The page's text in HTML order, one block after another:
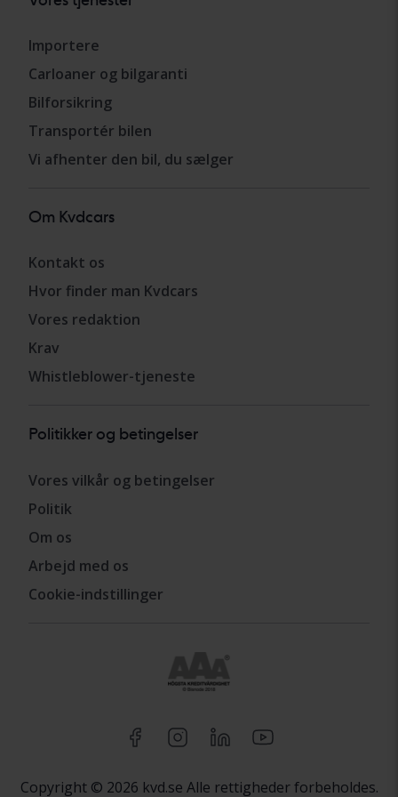
Importere
Carloaner og bilgaranti
Bilforsikring
Transportér bilen
Vi afhenter den bil, du sælger
Om Kvdcars
Kontakt os
Hvor finder man Kvdcars
Vores redaktion
Krav
Whistleblower-tjeneste
Politikker og betingelser
Vores vilkår og betingelser
Politik
Om os
Arbejd med os
Cookie-indstillinger
Copyright © 2026 kvd.se Alle rettigheder forbeholdes.